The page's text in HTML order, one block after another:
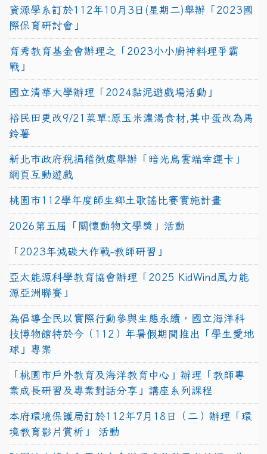
資源學系訂於112年10月3日(星期二)舉辦「2023國
際保育研討會」
育秀教育基金會辦理之「2023小小廚神料理爭霸
戰」
國立清華大學辦理「2024黏泥遊戲場活動」
裕民田更改9/21菜單:原玉米濃湯食材,其中蛋改為馬
鈴薯
新北市政府稅捐稽徵處舉辦「暗光鳥雲端幸運卡」
網頁互動遊戲
桃園市112學年度師生鄉土歌謠比賽實施計畫
2026第五屆「關懷動物文學獎」活動
「2023年減碳大作戰-教師研習」
亞太能源科學教育協會辦理「2025 KidWind風力能
源亞洲聯賽」
為倡導全民以實際行動參與生態永續，國立海洋科
技博物館特於今（112）年暑假期間推出「學生愛地
球」專案
「桃園市戶外教育及海洋教育中心」辦理「教師專
業成長研習及專業對話分享」講座系列課程
本府環境保護局訂於112年7月18日（二）辦理「環
境教育影片賞析」 活動